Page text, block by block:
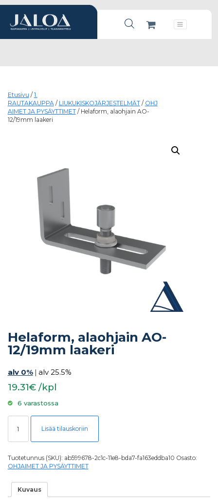
Products search
Päävalikko
Etusivu / 1.
RAUTAKAUPPA/ LIUKUKISKOJÄRJESTELMÄT/ OHJ
AIMET JA PYSÄYTTIMET/ Helaform, alaohjain AO-
12/19mm laakeri
Helaform, alaohjain AO-
12/19mm laakeri
alv 0% | alv 25.5%
19.31€ /kpl
6 varastossa
Helaform, alaohjain AO-12/19mm laakeri määrä
Lisää tilauskoriin
Tuotetunnus (SKU): ab599678-2c1c-11e8-bda7-fa163eddba10 Osasto:
OHJAIMET JA PYSÄYTTIMET
Kuvaus